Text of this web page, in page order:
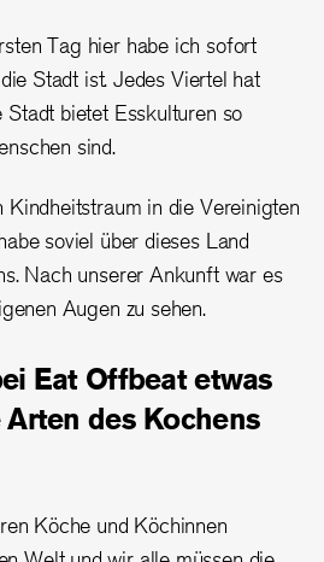
Tag hier habe ich sofort
Stadt ist. Jedes Viertel hat
Stadt bietet Esskulturen so
sind.
Kindheitstraum in die Vereinigten
soviel über dieses Land
Nach unserer Ankunft war es
Augen zu sehen.
Eat Offbeat etwas
des Kochens
Köche und Köchinnen